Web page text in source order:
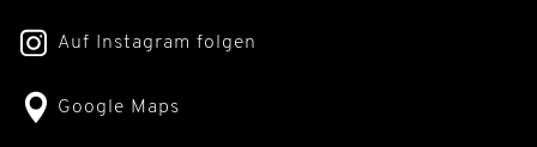
Auf Instagram folgen
Google Maps